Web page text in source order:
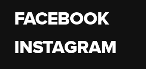
FACEBOOK
INSTAGRAM